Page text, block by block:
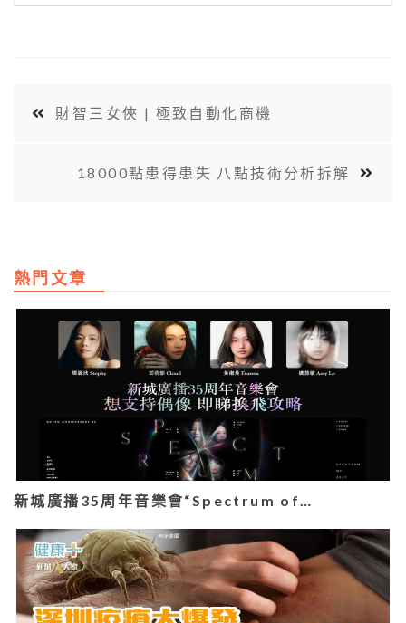
財智三女俠 | 極致自動化商機
18000點患得患失 八點技術分析拆解
熱門文章
新城廣播35周年音樂會“Spectrum of…